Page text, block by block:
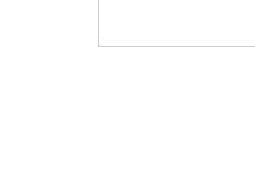
2.本サービ
1.当社は、